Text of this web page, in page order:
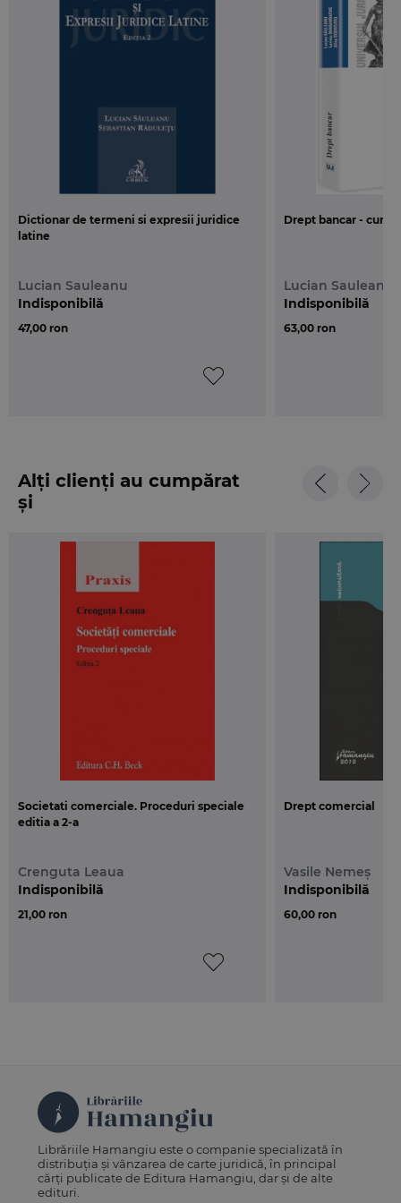
in prima parte, ce poate fi considerata introductiva, sunt
analizate principiile dreptului societatilor comerciale ori alte
institutii juridice similare, precum contractul de societate,
cu raspundere limitata cu unic asociat ori opozitia la hotararea
asociatilor privind transmiterea de parti sociale, dividendele
sau exercitarea dreptului de vot.
perspectiva noului Cod civil, precum contractul de societate
Dictionar de termeni si expresii juridice
latine
Lucian Sauleanu
47,00 ron
Indisponibilă
Drept bancar - curs
Lucian Sauleanu
63,00 ron
Indisponibilă
Alți clienți au cumpărat
și
Societati comerciale. Proceduri speciale
editia a 2-a
Crenguta Leaua
21,00 ron
Indisponibilă
Drept comercial
Vasile Nemeș
60,00 ron
Indisponibilă
Librăriile Hamangiu este o companie specializată în
distribuția și vânzarea de carte juridică, în principal
cărți publicate de Editura Hamangiu, dar și de alte
edituri.